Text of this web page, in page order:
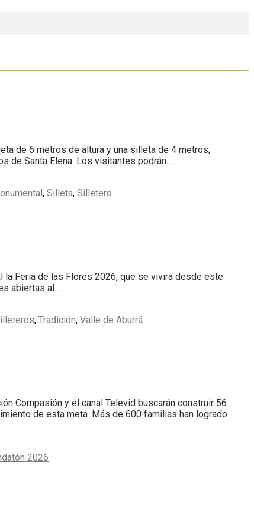
de 6 metros de altura y una silleta de 4 metros;
de Santa Elena. Los visitantes podrán…
, Silleta, Silletero
Feria de las Flores 2026, que se vivirá desde este
abiertas al…
, Tradición, Valle de Aburrá
Compasión y el canal Televid buscarán construir 56
de esta meta. Más de 600 familias han logrado
2026